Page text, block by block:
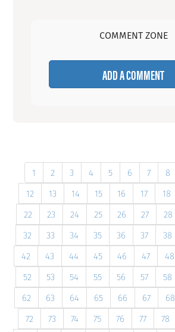
COMMENT ZONE
ADD A COMMENT
1 2 3 4 5 6 7 8
12
13 14 15 16 17 18
22
23 24 25 26 27 28
32
33 34 35 36 37 38
42
43 44 45 46 47 48
52
53 54 55 56 57 58
62
63 64 65 66 67 68
72
73 74 75 76 77 78